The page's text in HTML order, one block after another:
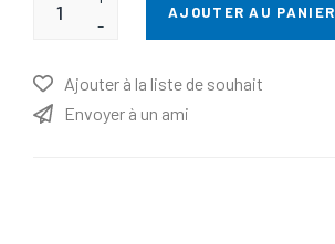
-
AJOUTER AU PANIER
Ajouter à la liste de souhait
Envoyer à un ami